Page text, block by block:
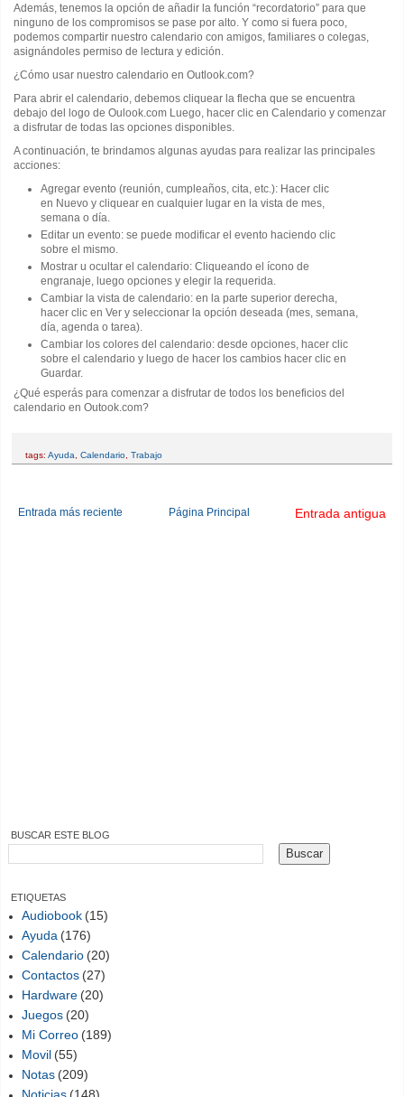
Además, tenemos la opción de añadir la función “recordatorio” para que
ninguno de los compromisos se pase por alto. Y como si fuera poco,
podemos compartir nuestro calendario con amigos, familiares o colegas,
asignándoles permiso de lectura y edición.
¿Cómo usar nuestro calendario en Outlook.com?
Para abrir el calendario, debemos cliquear la flecha que se encuentra
debajo del logo de Oulook.com Luego, hacer clic en Calendario y comenzar
a disfrutar de todas las opciones disponibles.
A continuación, te brindamos algunas ayudas para realizar las principales
acciones:
Agregar evento (reunión, cumpleaños, cita, etc.): Hacer clic
en Nuevo y cliquear en cualquier lugar en la vista de mes,
semana o día.
Editar un evento: se puede modificar el evento haciendo clic
sobre el mismo.
Mostrar u ocultar el calendario: Cliqueando el ícono de
engranaje, luego opciones y elegir la requerida.
Cambiar la vista de calendario: en la parte superior derecha,
hacer clic en Ver y seleccionar la opción deseada (mes, semana,
día, agenda o tarea).
Cambiar los colores del calendario: desde opciones, hacer clic
sobre el calendario y luego de hacer los cambios hacer clic en
Guardar.
¿Qué esperás para comenzar a disfrutar de todos los beneficios del
calendario en Outook.com?
tags: Ayuda Calendario Trabajo
Entrada más reciente Entrada antigua
Página Principal
BUSCAR ESTE BLOG
ETIQUETAS
Audiobook (15)
Ayuda (176)
Calendario (20)
Contactos (27)
Hardware (20)
Juegos (20)
Mi Correo (189)
Movil (55)
Notas (209)
Noticias (148)